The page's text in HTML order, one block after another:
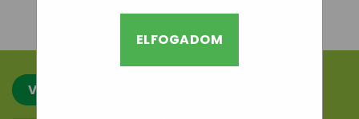
Egy termék se felelt meg a keresésnek.
VISZONTELADÓNAK JELENTKEZEM
ELFOGADOM